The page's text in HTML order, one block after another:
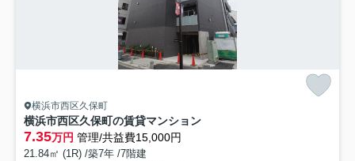
横浜市西区久保町
横浜市西区久保町の賃貸マンション
7.35万円 管理/共益費15,000円
21.84㎡ (1R) /築7年 /7階建